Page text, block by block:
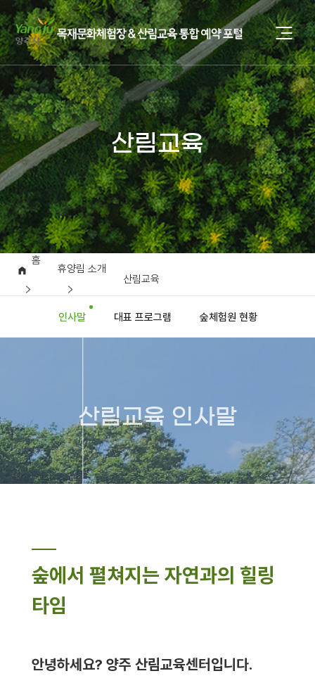
산림교육
홈
휴양림 소개
산림교육
인사말 대표 프로그램 숲체험원 현황
산림교육 인사말
숲에서 펼쳐지는 자연과의 힐링
타임
안녕하세요? 양주 산림교육센터입니다.